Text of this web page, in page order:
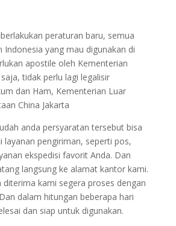
peraturan baru, semua
Indonesia yang mau digunakan di
apostile oleh Kementerian
tidak perlu lagi legalisir
dan Ham, Kementerian Luar
China Jakarta
anda persyaratan tersebut bisa
layanan pengiriman, seperti pos,
ekspedisi favorit Anda. Dan
langsung ke alamat kantor kami.
diterima kami segera proses dengan
dalam hitungan beberapa hari
dan siap untuk digunakan.